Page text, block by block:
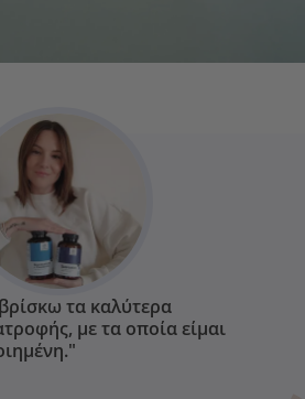
τα καλύτερα
με τα οποία είμαι